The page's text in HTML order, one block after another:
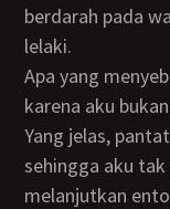
berdarah pada
lelaki.
Apa yang menyebabkan hal seperti itu? Entahlah,
karena aku
Yang jelas, pantat Tante Ken sudah merah kehitaman,
sehingga aku
melanjutkan